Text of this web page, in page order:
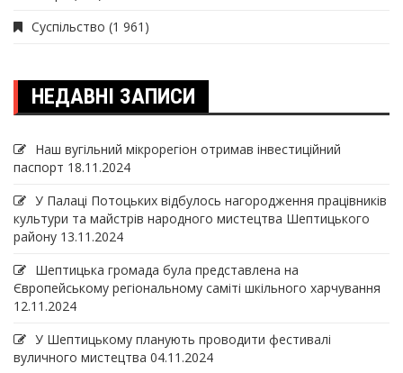
Суспільство (1 961)
НЕДАВНІ ЗАПИСИ
Наш вугільний мікрорегіон отримав інвеcтиційний
паспорт 18.11.2024
У Палаці Потоцьких відбулось нагородження працівників
культури та майстрів народного мистецтва Шептицького
району 13.11.2024
Шептицька громада була представлена на
Європейському регіональному саміті шкільного харчування
12.11.2024
У Шептицькому планують проводити фестивалі
вуличного мистецтва 04.11.2024